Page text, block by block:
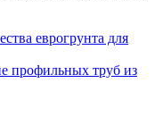
еврогрунта для
профильных труб из